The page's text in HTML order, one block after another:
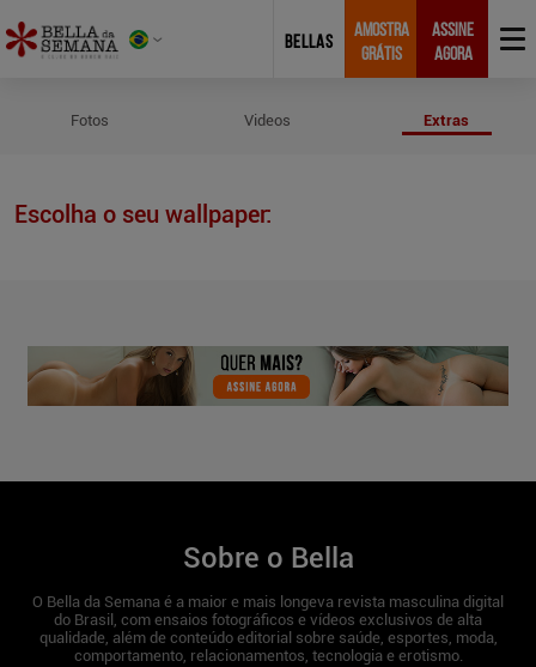
BELLAS
AMOSTRA
GRÁTIS
ASSINE
AGORA
Fotos Videos Extras
Escolha o seu wallpaper:
Sobre o Bella
O Bella da Semana é a maior e mais longeva revista masculina digital
do Brasil, com ensaios fotográficos e vídeos exclusivos de alta
qualidade, além de conteúdo editorial sobre saúde, esportes, moda,
comportamento, relacionamentos, tecnologia e erotismo.